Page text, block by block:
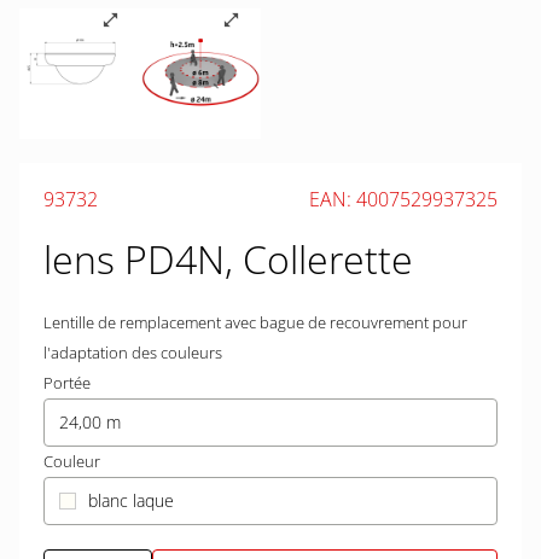
93732 EAN: 4007529937325
lens PD4N, Collerette
Lentille de remplacement avec bague de recouvrement pour
l'adaptation des couleurs
Portée
24,00 m
Couleur
blanc laque